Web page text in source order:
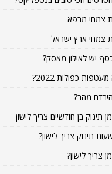
צמחי מרפא
צמחי ארץ ישראל
יש לאילון מאסק?
כפולות 2022?
מהר?
תינוק בן חודשיים צריך לישון
תינוק צריך לישון?
צריך לישון?